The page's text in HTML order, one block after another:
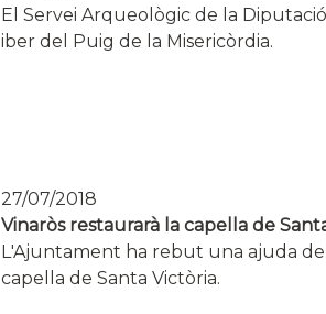
El Servei Arqueològic de la
iber del Puig de la Misericòrdia.
27/07/2018
Vinaròs restaurarà la capella de
L'Ajuntament ha rebut una ajuda
capella de Santa Victòria.